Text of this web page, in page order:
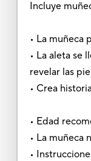
Incluye
• La muñeca
• La aleta se
revelar las
• Crea
• Edad
• La muñeca
•